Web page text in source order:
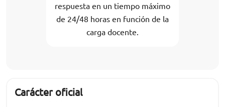
respuesta en un tiempo máximo
de 24/48 horas en función de la
carga docente.
Carácter oficial